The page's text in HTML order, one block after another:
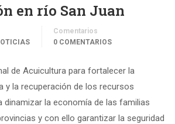
en río San Juan
Comentarios
0 COMENTARIOS
de Acuicultura para fortalecer la
y la recuperación de los recursos
dinamizar la economía de las familias
y con ello garantizar la seguridad